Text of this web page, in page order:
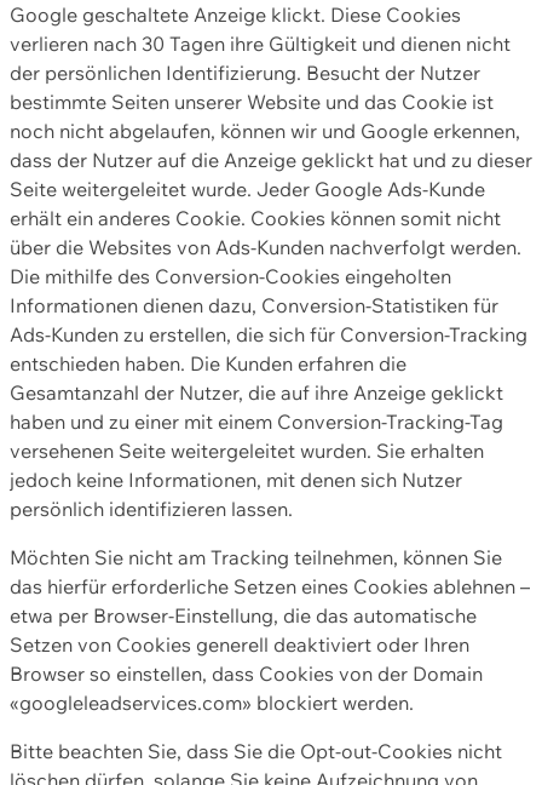
Google geschaltete Anzeige klickt. Diese Cookies
verlieren nach 30 Tagen ihre Gültigkeit und dienen nicht
der persönlichen Identifizierung. Besucht der Nutzer
bestimmte Seiten unserer Website und das Cookie ist
noch nicht abgelaufen, können wir und Google erkennen,
dass der Nutzer auf die Anzeige geklickt hat und zu dieser
Seite weitergeleitet wurde. Jeder Google Ads-Kunde
erhält ein anderes Cookie. Cookies können somit nicht
über die Websites von Ads-Kunden nachverfolgt werden.
Die mithilfe des Conversion-Cookies eingeholten
Informationen dienen dazu, Conversion-Statistiken für
Ads-Kunden zu erstellen, die sich für Conversion-Tracking
entschieden haben. Die Kunden erfahren die
Gesamtanzahl der Nutzer, die auf ihre Anzeige geklickt
haben und zu einer mit einem Conversion-Tracking-Tag
versehenen Seite weitergeleitet wurden. Sie erhalten
jedoch keine Informationen, mit denen sich Nutzer
persönlich identifizieren lassen.
Möchten Sie nicht am Tracking teilnehmen, können Sie
das hierfür erforderliche Setzen eines Cookies ablehnen –
etwa per Browser-Einstellung, die das automatische
Setzen von Cookies generell deaktiviert oder Ihren
Browser so einstellen, dass Cookies von der Domain
«googleleadservices.com» blockiert werden.
Bitte beachten Sie, dass Sie die Opt-out-Cookies nicht